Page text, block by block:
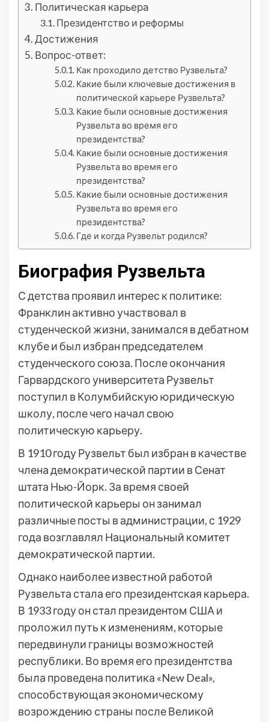
Политическая карьера
Президентство и реформы
Достижения
Вопрос-ответ:
Как проходило детство Рузвельта?
Какие были ключевые достижения в
политической карьере Рузвельта?
Какие были основные достижения
Рузвельта во время его
президентства?
Какие были основные достижения
Рузвельта во время его
президентства?
Какие были основные достижения
Рузвельта во время его
президентства?
Где и когда Рузвельт родился?
Биография Рузвельта
С детства проявил интерес к политике:
Франклин активно участвовал в
студенческой жизни, занимался в дебатном
клубе и был избран председателем
студенческого союза. После окончания
Гарвардского университета Рузвельт
поступил в Колумбийскую юридическую
школу, после чего начал свою
политическую карьеру.
В 1910 году Рузвельт был избран в качестве
члена демократической партии в Сенат
штата Нью-Йорк. За время своей
политической карьеры он занимал
различные посты в администрации, с 1929
года возглавлял Национальный комитет
демократической партии.
Однако наиболее известной работой
Рузвельта стала его президентская карьера.
В 1933 году он стал президентом США и
проложил путь к изменениям, которые
передвинули границы возможностей
республики. Во время его президентства
была проведена политика «New Deal»,
способствующая экономическому
возрождению страны после Великой